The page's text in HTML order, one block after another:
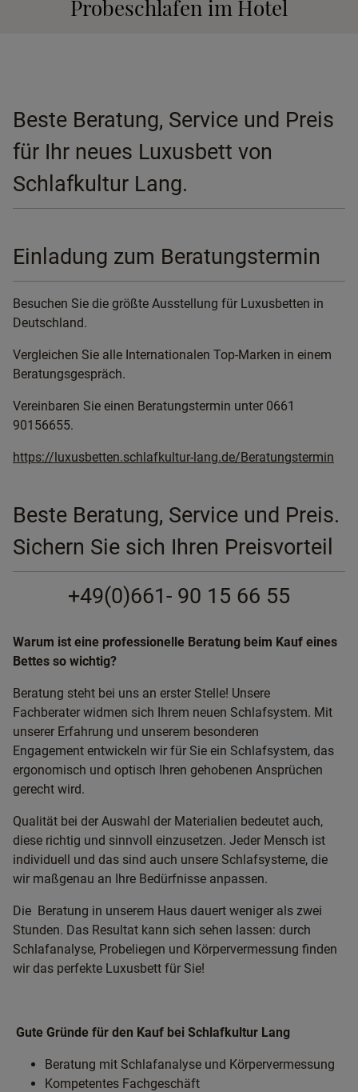
Probeschlafen im Hotel
Beste Beratung, Service und Preis
für Ihr neues Luxusbett von
Schlafkultur Lang.
Einladung zum Beratungstermin
Besuchen Sie die größte Ausstellung für Luxusbetten in
Deutschland.
Vergleichen Sie alle Internationalen Top-Marken in einem
Beratungsgespräch.
Vereinbaren Sie einen Beratungstermin unter 0661
90156655.
https://luxusbetten.schlafkultur-lang.de/Beratungstermin
Beste Beratung, Service und Preis.
Sichern Sie sich Ihren Preisvorteil
+49(0)661- 90 15 66 55
Warum ist eine professionelle Beratung beim Kauf eines
Bettes so wichtig?
Beratung steht bei uns an erster Stelle! Unsere
Fachberater widmen sich Ihrem neuen Schlafsystem. Mit
unserer Erfahrung und unserem besonderen
Engagement entwickeln wir für Sie ein Schlafsystem, das
ergonomisch und optisch Ihren gehobenen Ansprüchen
gerecht wird.
Qualität bei der Auswahl der Materialien bedeutet auch,
diese richtig und sinnvoll einzusetzen. Jeder Mensch ist
individuell und das sind auch unsere Schlafsysteme, die
wir maßgenau an Ihre Bedürfnisse anpassen.
Die Beratung in unserem Haus dauert weniger als zwei
Stunden. Das Resultat kann sich sehen lassen: durch
Schlafanalyse, Probeliegen und Körpervermessung finden
wir das perfekte Luxusbett für Sie!
Gute Gründe für den Kauf bei Schlafkultur Lang
Beratung mit Schlafanalyse und Körpervermessung
Kompetentes Fachgeschäft